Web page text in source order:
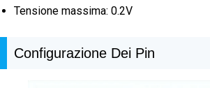
Tensione massima: 0.2V
Configurazione Dei Pin